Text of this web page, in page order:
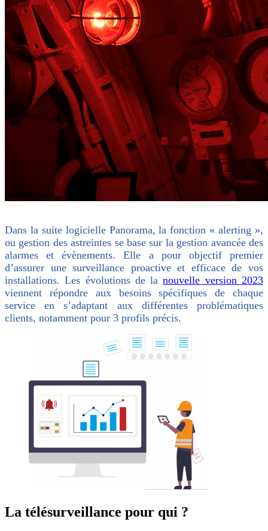
Dans la suite logicielle Panorama, la fonction « alerting »,
ou gestion des astreintes se base sur la gestion avancée des
alarmes et évènements. Elle a pour objectif premier
d’assurer une surveillance proactive et efficace de vos
installations. Les évolutions de lanouvelle version 2023
viennent répondre aux besoins spécifiques de chaque
service en s’adaptant aux différentes problématiques
clients, notamment pour 3 profils précis.
La télésurveillance pour qui ?